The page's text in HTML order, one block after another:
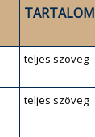
TARTALOM
teljes szöveg
teljes szöveg